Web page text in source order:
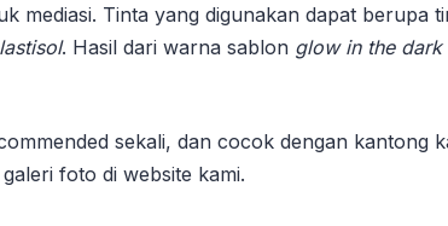
mediasi. Tinta yang digunakan dapat berupa
. Hasil dari warna sablon glow in the dark
sekali, dan cocok dengan kantong
foto di website kami.